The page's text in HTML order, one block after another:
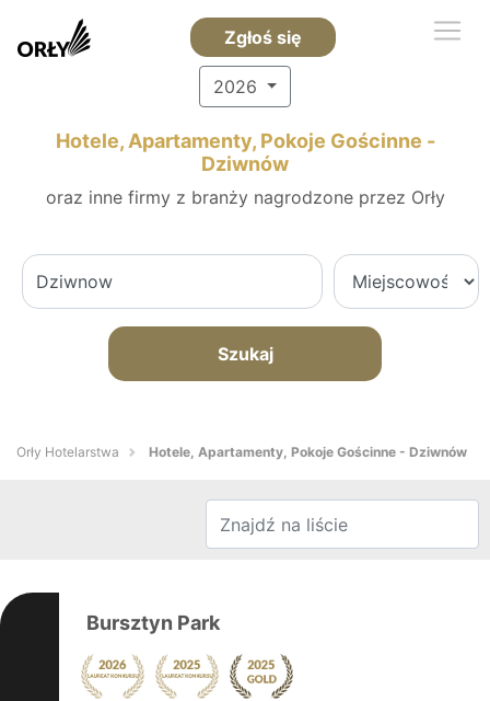
Zgłoś się
2026
Hotele, Apartamenty, Pokoje Gościnne -
Dziwnów
oraz inne firmy z branży nagrodzone przez Orły
Szukaj
Orły Hotelarstwa Hotele, Apartamenty, Pokoje Gościnne - Dziwnów
Bursztyn Park